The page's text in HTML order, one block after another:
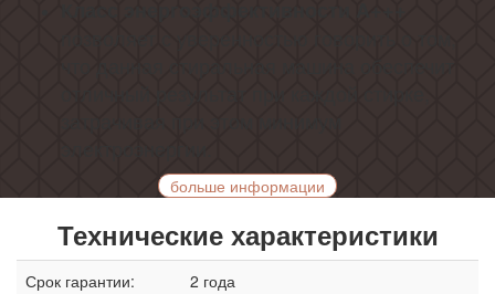
больше информации
Технические характеристики
Срок гарантии:
2 года